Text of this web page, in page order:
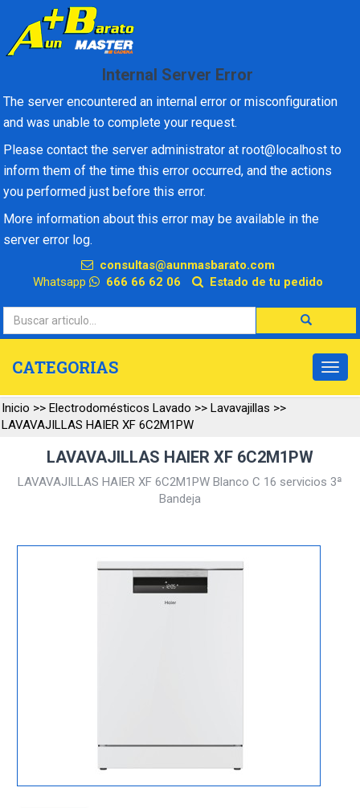
Internal Server Error
The server encountered an internal error or misconfiguration
and was unable to complete your request.
Please contact the server administrator at root@localhost to
inform them of the time this error occurred, and the actions
you performed just before this error.
More information about this error may be available in the
server error log.
consultas@aunmasbarato.com
Whatsapp
666 66 62 06 Estado de tu pedido
CATEGORIAS
Inicio >> Electrodomésticos Lavado >> Lavavajillas >>
LAVAVAJILLAS HAIER XF 6C2M1PW
LAVAVAJILLAS HAIER XF 6C2M1PW
LAVAVAJILLAS HAIER XF 6C2M1PW Blanco C 16 servicios 3ª
Bandeja